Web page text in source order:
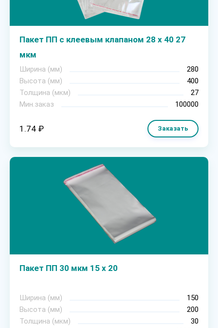
Пакет ПП с клеевым клапаном 28 х 40 27
мкм
Ширина (мм)
280
Высота (мм)
400
Толщина (мкм)
27
Мин.заказ
100000
1.74 ₽ Заказать
Пакет ПП 30 мкм 15 х 20
Ширина (мм)
150
Высота (мм)
200
Толщина (мкм)
30